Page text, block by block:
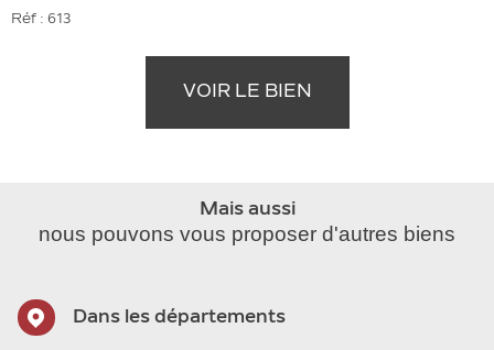
Réf : 613
VOIR LE BIEN
Mais aussi
nous pouvons vous proposer d'autres biens
Dans les départements